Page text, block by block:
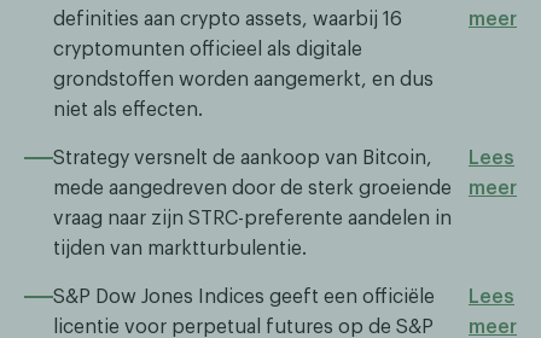
definities aan crypto assets, waarbij 16
cryptomunten officieel als digitale
grondstoffen worden aangemerkt, en dus
niet als effecten.
meer
Strategy versnelt de aankoop van Bitcoin,
mede aangedreven door de sterk groeiende
vraag naar zijn STRC-preferente aandelen in
tijden van marktturbulentie.
Lees
meer
S&P Dow Jones Indices geeft een officiële
licentie voor perpetual futures op de S&P
Lees
meer